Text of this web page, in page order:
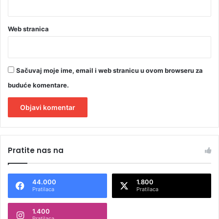
Web stranica
Sačuvaj moje ime, email i web stranicu u ovom browseru za
buduće komentare.
t
n
Pratite nas na
44.000
Pratilaca
1.800
Pratilaca
1.400